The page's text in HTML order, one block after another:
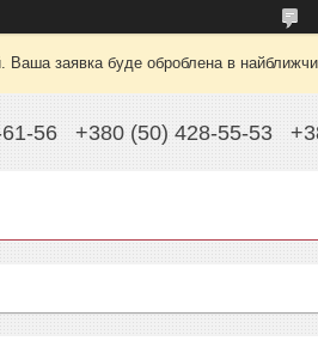
Ваша заявка буде оброблена в
56 +380 (50) 428-55-53